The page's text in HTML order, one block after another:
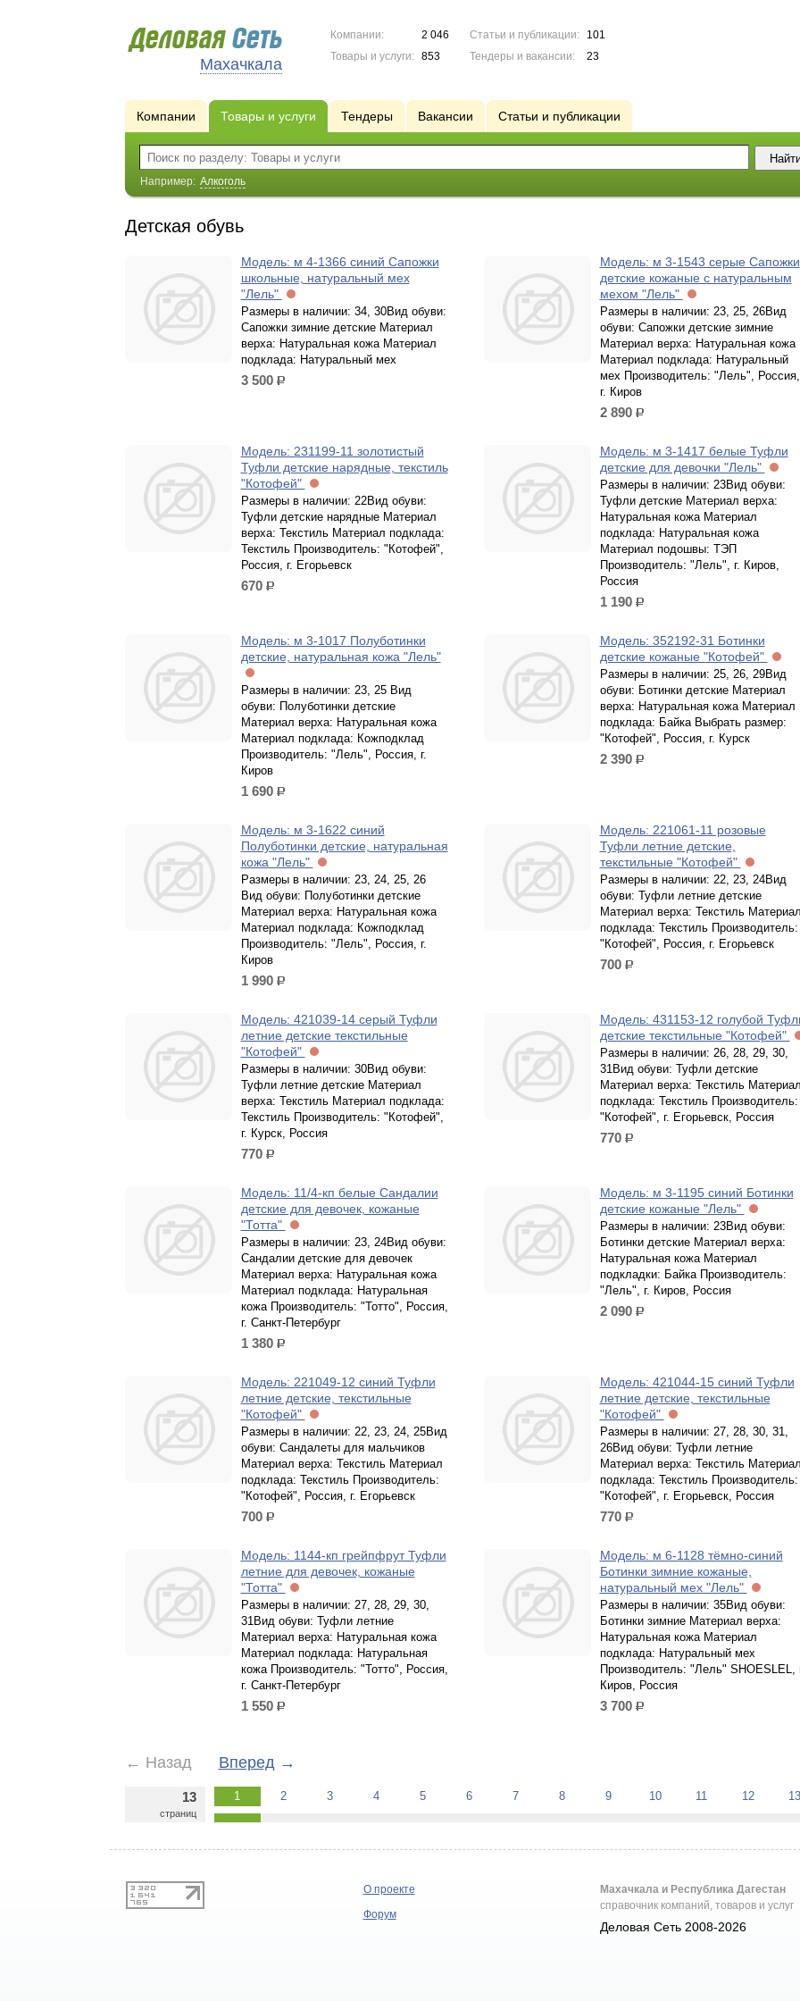
Махачкала
Компании:
2 046
Товары и услуги:
853
Статьи и публикации:
101
Тендеры и вакансии:
23
Компании Товары и услуги Тендеры Вакансии Статьи и публикации
Например: Алкоголь
Детская обувь
Модель: м 4-1366 синий Сапожки
школьные, натуральный мех
"Лель"
Размеры в наличии: 34, 30Вид обуви:
Сапожки зимние детские Материал
верха: Натуральная кожа Материал
подклада: Натуральный мех
3 500 р.
Модель: м 3-1543 серые Сапожки
детские кожаные с натуральным
мехом "Лель"
Размеры в наличии: 23, 25, 26Вид
обуви: Сапожки детские зимние
Материал верха: Натуральная кожа
Материал подклада: Натуральный
мех Производитель: "Лель", Россия,
г. Киров
2 890 р.
Модель: 231199-11 золотистый
Туфли детские нарядные, текстиль
"Котофей"
Размеры в наличии: 22Вид обуви:
Туфли детские нарядные Материал
верха: Текстиль Материал подклада:
Текстиль Производитель: "Котофей",
Россия, г. Егорьевск
670 р.
Модель: м 3-1417 белые Туфли
детские для девочки "Лель"
Размеры в наличии: 23Вид обуви:
Туфли детские Материал верха:
Натуральная кожа Материал
подклада: Натуральная кожа
Материал подошвы: ТЭП
Производитель: "Лель", г. Киров,
Россия
1 190 р.
Модель: м 3-1017 Полуботинки
детские, натуральная кожа "Лель"
Размеры в наличии: 23, 25 Вид
обуви: Полуботинки детские
Материал верха: Натуральная кожа
Материал подклада: Кожподклад
Производитель: "Лель", Россия, г.
Киров
1 690 р.
Модель: 352192-31 Ботинки
детские кожаные "Котофей"
Размеры в наличии: 25, 26, 29Вид
обуви: Ботинки детские Материал
верха: Натуральная кожа Материал
подклада: Байка Выбрать размер:
"Котофей", Россия, г. Курск
2 390 р.
Модель: м 3-1622 синий
Полуботинки детские, натуральная
кожа "Лель"
Размеры в наличии: 23, 24, 25, 26
Вид обуви: Полуботинки детские
Материал верха: Натуральная кожа
Материал подклада: Кожподклад
Производитель: "Лель", Россия, г.
Киров
1 990 р.
Модель: 221061-11 розовые
Туфли летние детские,
текстильные "Котофей"
Размеры в наличии: 22, 23, 24Вид
обуви: Туфли летние детские
Материал верха: Текстиль Материал
подклада: Текстиль Производитель:
"Котофей", Россия, г. Егорьевск
700 р.
Модель: 421039-14 серый Туфли
летние детские текстильные
"Котофей"
Размеры в наличии: 30Вид обуви:
Туфли летние детские Материал
верха: Текстиль Материал подклада:
Текстиль Производитель: "Котофей",
г. Курск, Россия
770 р.
Модель: 431153-12 голубой
детские текстильные "Котофей"
Размеры в наличии: 26, 28, 29, 30,
31Вид обуви: Туфли детские
Материал верха: Текстиль Материал
подклада: Текстиль Производитель:
"Котофей", г. Егорьевск, Россия
770 р.
Модель: 11/4-кп белые Сандалии
детские для девочек, кожаные
"Тотта"
Размеры в наличии: 23, 24Вид обуви:
Сандалии детские для девочек
Материал верха: Натуральная кожа
Материал подклада: Натуральная
кожа Производитель: "Тотто", Россия,
г. Санкт-Петербург
1 380 р.
Модель: м 3-1195 синий Ботинки
детские кожаные "Лель"
Размеры в наличии: 23Вид обуви:
Ботинки детские Материал верха:
Натуральная кожа Материал
подкладки: Байка Производитель:
"Лель", г. Киров, Россия
2 090 р.
Модель: 221049-12 синий Туфли
летние детские, текстильные
"Котофей"
Размеры в наличии: 22, 23, 24, 25Вид
обуви: Сандалеты для мальчиков
Материал верха: Текстиль Материал
подклада: Текстиль Производитель:
"Котофей", Россия, г. Егорьевск
700 р.
Модель: 421044-15 синий Туфли
летние детские, текстильные
"Котофей"
Размеры в наличии: 27, 28, 30, 31,
26Вид обуви: Туфли летние
Материал верха: Текстиль Материал
подклада: Текстиль Производитель:
"Котофей", г. Егорьевск, Россия
770 р.
Модель: 1144-кп грейпфрут Туфли
летние для девочек, кожаные
"Тотта"
Размеры в наличии: 27, 28, 29, 30,
31Вид обуви: Туфли летние
Материал верха: Натуральная кожа
Материал подклада: Натуральная
кожа Производитель: "Тотто", Россия,
г. Санкт-Петербург
1 550 р.
Модель: м 6-1128 тёмно-синий
Ботинки зимние кожаные,
натуральный мех "Лель"
Размеры в наличии: 35Вид обуви:
Ботинки зимние Материал верха:
Натуральная кожа Материал
подклада: Натуральный мех
Производитель: "Лель" SHOESLEL,
Киров, Россия
3 700 р.
← Назад Вперед→
13
страниц
1 2 3 4 5 6 7 8 9 10 11 12 13
О проекте
Форум
Махачкала и Республика Дагестан
справочник компаний, товаров и услуг
Деловая Сеть 2008-2026